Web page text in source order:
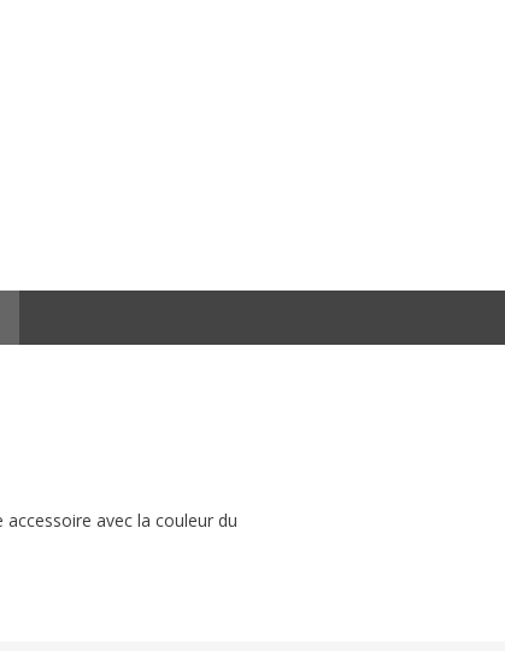
avec la couleur du